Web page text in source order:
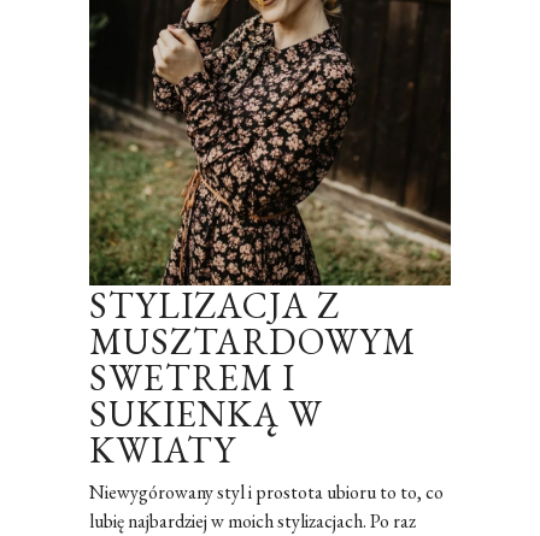
STYLIZACJA Z
MUSZTARDOWYM
SWETREM I
SUKIENKĄ W
KWIATY
Niewygórowany styl i prostota ubioru to to, co
lubię najbardziej w moich stylizacjach. Po raz